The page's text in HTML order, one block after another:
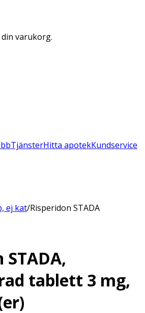
varukorg.
TjänsterHitta apotekKundservice
ej kat/Risperidon STADA
STADA,
tablett 3 mg,